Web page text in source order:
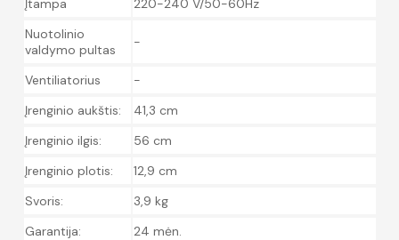
Nuotolinio
valdymo pultas
-
Ventiliatorius
-
Įrenginio aukštis:
41,3 cm
Įrenginio ilgis:
56 cm
Įrenginio plotis:
12,9 cm
Svoris:
3,9 kg
Garantija:
24 mėn.